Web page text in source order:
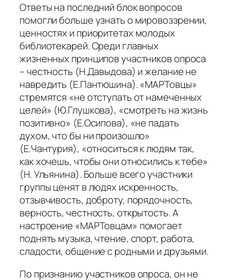
Ответы на последний блок вопросов
помогли больше узнать о мировоззрении,
ценностях и приоритетах молодых
библиотекарей. Среди главных
жизненных принципов участников опроса
– честность (Н.Давыдова) и желание не
навредить (Е.Пантюшина). «МАРТовцы»
стремятся «не отступать от намеченных
целей» (Ю.Глушкова), «смотреть на жизнь
позитивно» (Е.Осипова), «не падать
духом, что бы ни произошло»
(Е.Чантурия), «относиться к людям так,
как хочешь, чтобы они относились к тебе»
(Н. Ульянина). Больше всего участники
группы ценят в людях искренность,
отзывчивость, доброту, порядочность,
верность, честность, открытость. А
настроение «МАРТовцам» помогает
поднять музыка, чтение, спорт, работа,
сладости, общение с родными и друзьями.
По признанию участников опроса, он не